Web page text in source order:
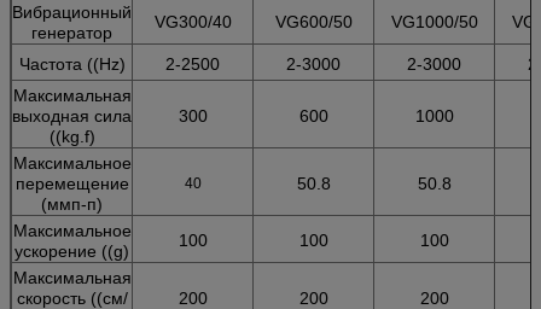
Вибрационный
генератор
VG300/40 VG600/50 VG1000/50
Частота ((Hz) 2-2500 2-3000 2-3000
Максимальная
выходная сила
((kg.f)
300 600 1000
Максимальное
перемещение
(ммп-п)
40 50.8 50.8
Максимальное
ускорение ((g)
100 100 100
Максимальная
скорость ((см/
200 200 200